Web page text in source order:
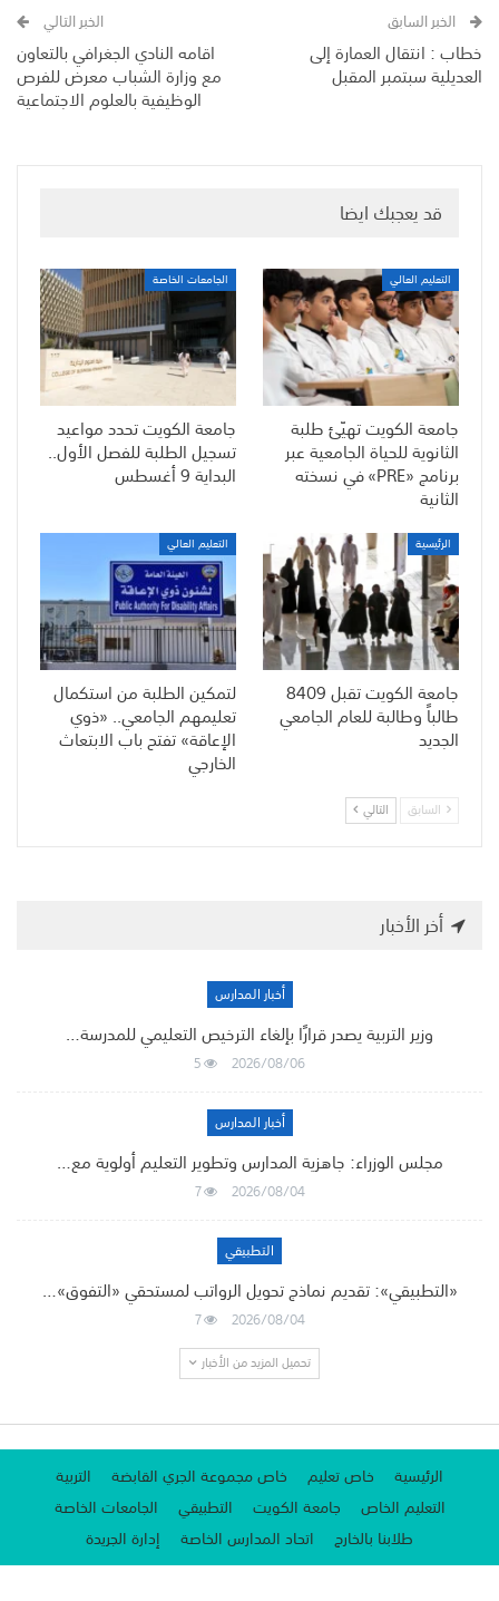
الخبر السابق
خطاب : انتقال العمارة إلى
العديلية سبتمبر المقبل
الخبر التالي
اقامه النادي الجغرافي بالتعاون
مع وزارة الشباب معرض للفرص
الوظيفية بالعلوم الاجتماعية
قد يعجبك ايضا
التعليم العالي
جامعة الكويت تهيّئ طلبة
الثانوية للحياة الجامعية عبر
برنامج «PRE» في نسخته
الثانية
الجامعات الخاصة
جامعة الكويت تحدد مواعيد
تسجيل الطلبة للفصل الأول..
البداية 9 أغسطس
الرئيسية
جامعة الكويت تقبل 8409
طالباً وطالبة للعام الجامعي
الجديد
التعليم العالي
لتمكين الطلبة من استكمال
تعليمهم الجامعي.. «ذوي
الإعاقة» تفتح باب الابتعاث
الخارجي
السابق التالي
أخر الأخبار
أخبار المدارس
وزير التربية يصدر قرارًا بإلغاء الترخيص التعليمي للمدرسة…
2026/08/06
5
أخبار المدارس
مجلس الوزراء: جاهزية المدارس وتطوير التعليم أولوية مع…
2026/08/04
7
التطبيقي
«التطبيقي»: تقديم نماذج تحويل الرواتب لمستحقي «التفوق»…
2026/08/04
7
تحميل المزيد من الأخبار
الرئيسية خاص تعليم خاص مجموعة الجري القابضة
التربية
التعليم الخاص
جامعة الكويت التطبيقي
الجامعات الخاصة
طلابنا بالخارج
اتحاد المدارس الخاصة إدارة الجريدة